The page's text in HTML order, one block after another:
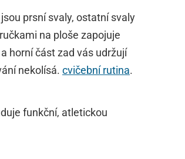
prsní svaly, ostatní svaly
na ploše zapojuje
horní část zad vás udržují
nekolísá. cvičební rutina.
funkční, atletickou